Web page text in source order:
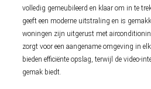
volledig gemeubileerd en klaar om in te
geeft een moderne uitstraling en is
woningen zijn uitgerust met
zorgt voor een aangename omgeving in
bieden efficiënte opslag, terwijl de video-
gemak biedt.